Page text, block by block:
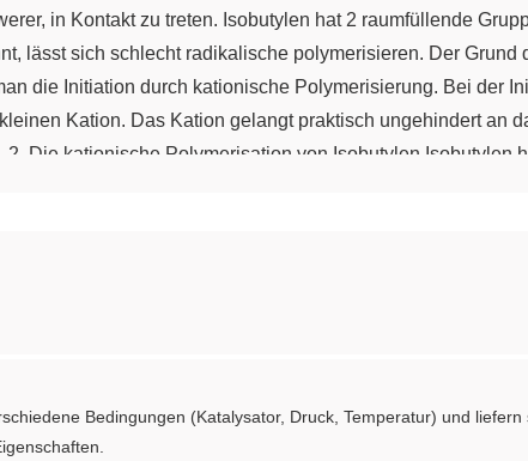
in Kontakt zu treten. Isobutylen hat 2 raumfüllende
lässt sich schlecht radikalische polymerisieren. Der
die Initiation durch kationische Polymerisierung. Bei der
Kation. Das Kation gelangt praktisch ungehindert an
Die kationische Polymerisation von Isobutylen Isobutylen
der einen Doppelbindung geht mit dem Proton
wandert zu einem Isobutylenmolekül und bildet mit
Das kleine Molekül wird zum Carbokation. Aus
Bedingungen (Katalysator, Druck, Temperatur) und